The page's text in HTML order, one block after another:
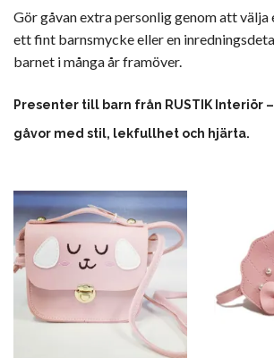
Gör gåvan extra personlig genom att välja
ett fint barnsmycke eller en
barnet i många år framöver.
Presenter till barn från RUSTIK Interiör
gåvor med stil, lekfullhet och hjärta.